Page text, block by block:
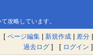
攻略しています。
[ ページ編集 | 新規作成 | 差分 |
過去ログ ] [ ログイン ]